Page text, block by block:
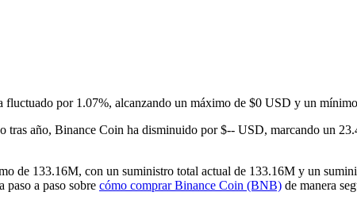
fluctuado por 1.07%, alcanzando un máximo de $0 USD y un
tras año, Binance Coin ha disminuido por $-- USD, marcando un
de 133.16M, con un suministro total actual de 133.16M y un
paso a paso sobre cómo comprar Binance Coin (BNB) de manera